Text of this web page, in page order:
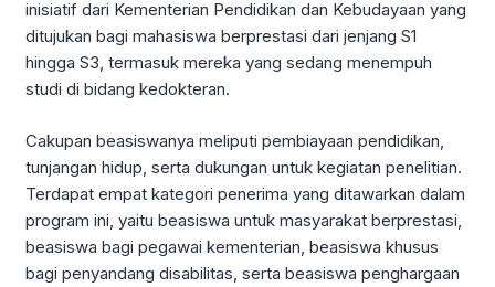
inisiatif dari Kementerian Pendidikan dan Kebudayaan yang
ditujukan bagi mahasiswa berprestasi dari jenjang S1
hingga S3, termasuk mereka yang sedang menempuh
studi di bidang kedokteran.
Cakupan beasiswanya meliputi pembiayaan pendidikan,
tunjangan hidup, serta dukungan untuk kegiatan penelitian.
Terdapat empat kategori penerima yang ditawarkan dalam
program ini, yaitu beasiswa untuk masyarakat berprestasi,
beasiswa bagi pegawai kementerian, beasiswa khusus
bagi penyandang disabilitas, serta beasiswa penghargaan